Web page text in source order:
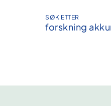
SØK ETTER
forskning